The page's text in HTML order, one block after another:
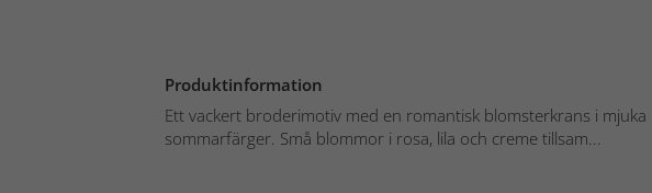
Produktinformation
Ett vackert broderimotiv med en romantisk blomsterkrans i mjuka
sommarfärger. Små blommor i rosa, lila och creme tillsam...